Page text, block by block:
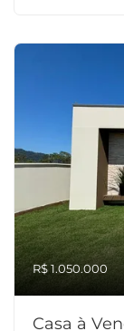
R$ 1.050.000
Casa à